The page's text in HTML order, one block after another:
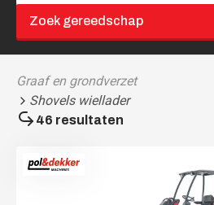
Zoek gereedschap
Graaf en grondverzet
Shovels wiellader